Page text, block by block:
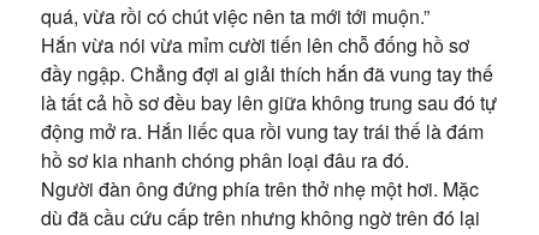
quá, vừa rồi có chút việc nên ta mới tới muộn.”
Hắn vừa nói vừa mỉm cười tiến lên chỗ đống hồ sơ
đầy ngập. Chẳng đợi ai giải thích hắn đã vung tay thế
là tất cả hồ sơ đều bay lên giữa không trung sau đó tự
động mở ra. Hắn liếc qua rồi vung tay trái thế là đám
hồ sơ kia nhanh chóng phân loại đâu ra đó.
Người đàn ông đứng phía trên thở nhẹ một hơi. Mặc
dù đã cầu cứu cấp trên nhưng không ngờ trên đó lại